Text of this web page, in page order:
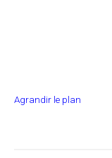
Agrandir le plan